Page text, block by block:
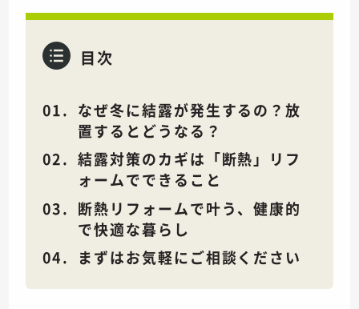
目次
なぜ冬に結露が発生するの？放
置するとどうなる？
結露対策のカギは「断熱」リフ
ォームでできること
断熱リフォームで叶う、健康的
で快適な暮らし
まずはお気軽にご相談ください